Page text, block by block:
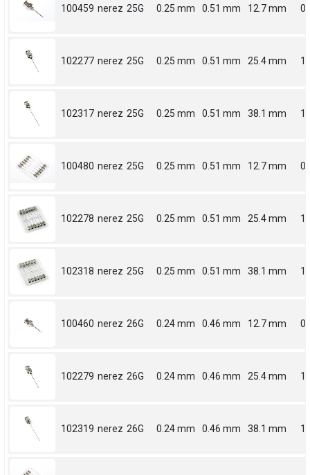
100459 nerez 25G 0.25 mm 0.51 mm 12.7 mm
102277 nerez 25G 0.25 mm 0.51 mm 25.4 mm 1
102317 nerez 25G 0.25 mm 0.51 mm 38.1 mm
100480 nerez 25G 0.25 mm 0.51 mm 12.7 mm
102278 nerez 25G 0.25 mm 0.51 mm 25.4 mm 1
102318 nerez 25G 0.25 mm 0.51 mm 38.1 mm
100460 nerez 26G 0.24 mm 0.46 mm 12.7 mm
102279 nerez 26G 0.24 mm 0.46 mm 25.4 mm 1
102319 nerez 26G 0.24 mm 0.46 mm 38.1 mm